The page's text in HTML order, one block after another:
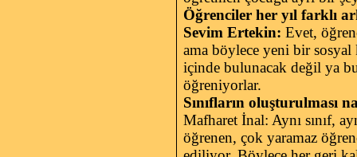
Öğrenciler her yıl farklı
Sevim Ertekin: Evet,
ama böylece yeni bir
içinde bulunacak değil ya
öğreniyorlar.
Sınıfların oluşturulması
Mafharet İnal: Aynı sınıf,
öğrenen, çok yaramaz